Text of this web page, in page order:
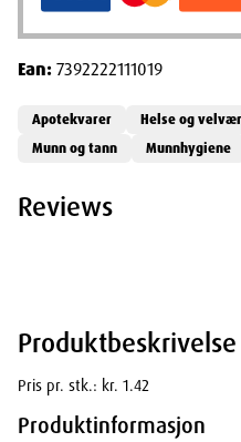
Produktbeskrivelse
Pris pr. stk.: kr. 1.42
Produktinformasjon
Ean:7392222111019
Apotekvarer Helse og
Munn og tann
Munnhygiene
Reviews